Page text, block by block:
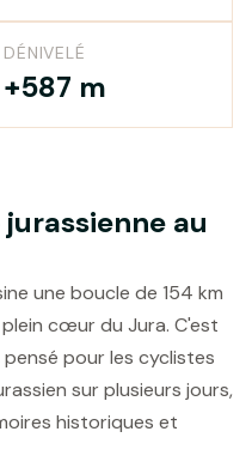
DÉNIVELÉ
+587 m
au
une boucle de 154 km
cœur du Jura. C'est
pour les cyclistes
sur plusieurs jours,
historiques et